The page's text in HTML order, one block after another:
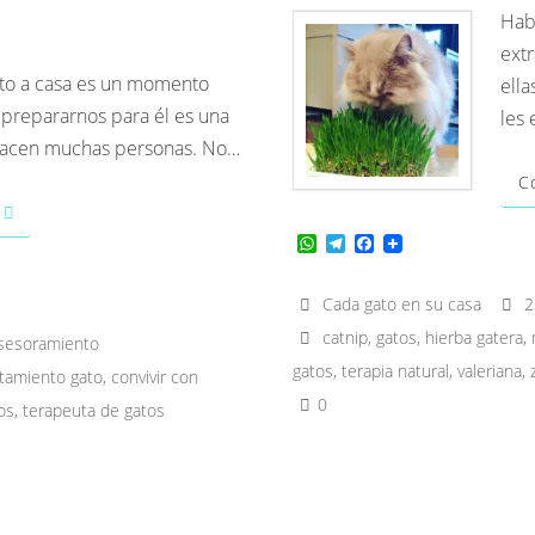
a casa es un momento
para él es una
muchas personas. No…
gato, convivir con
, terapeuta de gatos
les
W
A
p
T
e
r
m
F
e
o
k
Cada gato en su casa
catnip, gatos, hierba gatera,
gatos,terapia natural,valeriana,
0